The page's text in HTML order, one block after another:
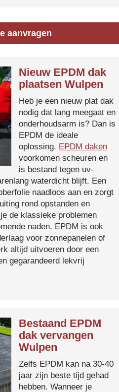
aanvragen
Nieuw EPDM dak
plaatsen Wulpen
Heb je een nieuw plat dak
nodig dat lang meegaat en
onderhoudsarm is? Dan is
EPDM de ideale
oplossing. EPDM daken
voorkomen scheuren en
is bestand tegen uv-
waterdicht blijft. Een
naadloos aan en zorgt
rond opstanden en
de klassieke problemen
naden. EPDM is ook
voor zonnepanelen of
altijd uitvoeren door een
gegarandeerd lekvrij
Bestaand EPDM
dak vervangen
Wulpen
Zelfs EPDM kan na 30-40
jaar zijn beste tijd gehad
hebben. Wanneer je